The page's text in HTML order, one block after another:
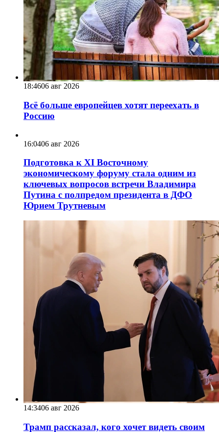
18:4606 авг 2026
Всё больше европейцев хотят переехать в
Россию
16:0406 авг 2026
Подготовка к XI Восточному
экономическому форуму стала одним из
ключевых вопросов встречи Владимира
Путина с полпредом президента в ДФО
Юрием Трутневым
14:3406 авг 2026
Трамп рассказал, кого хочет видеть своим